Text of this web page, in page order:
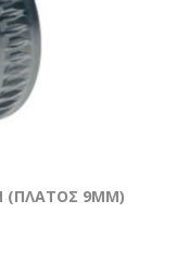
(ΠΛΑΤΟΣ 9MM)